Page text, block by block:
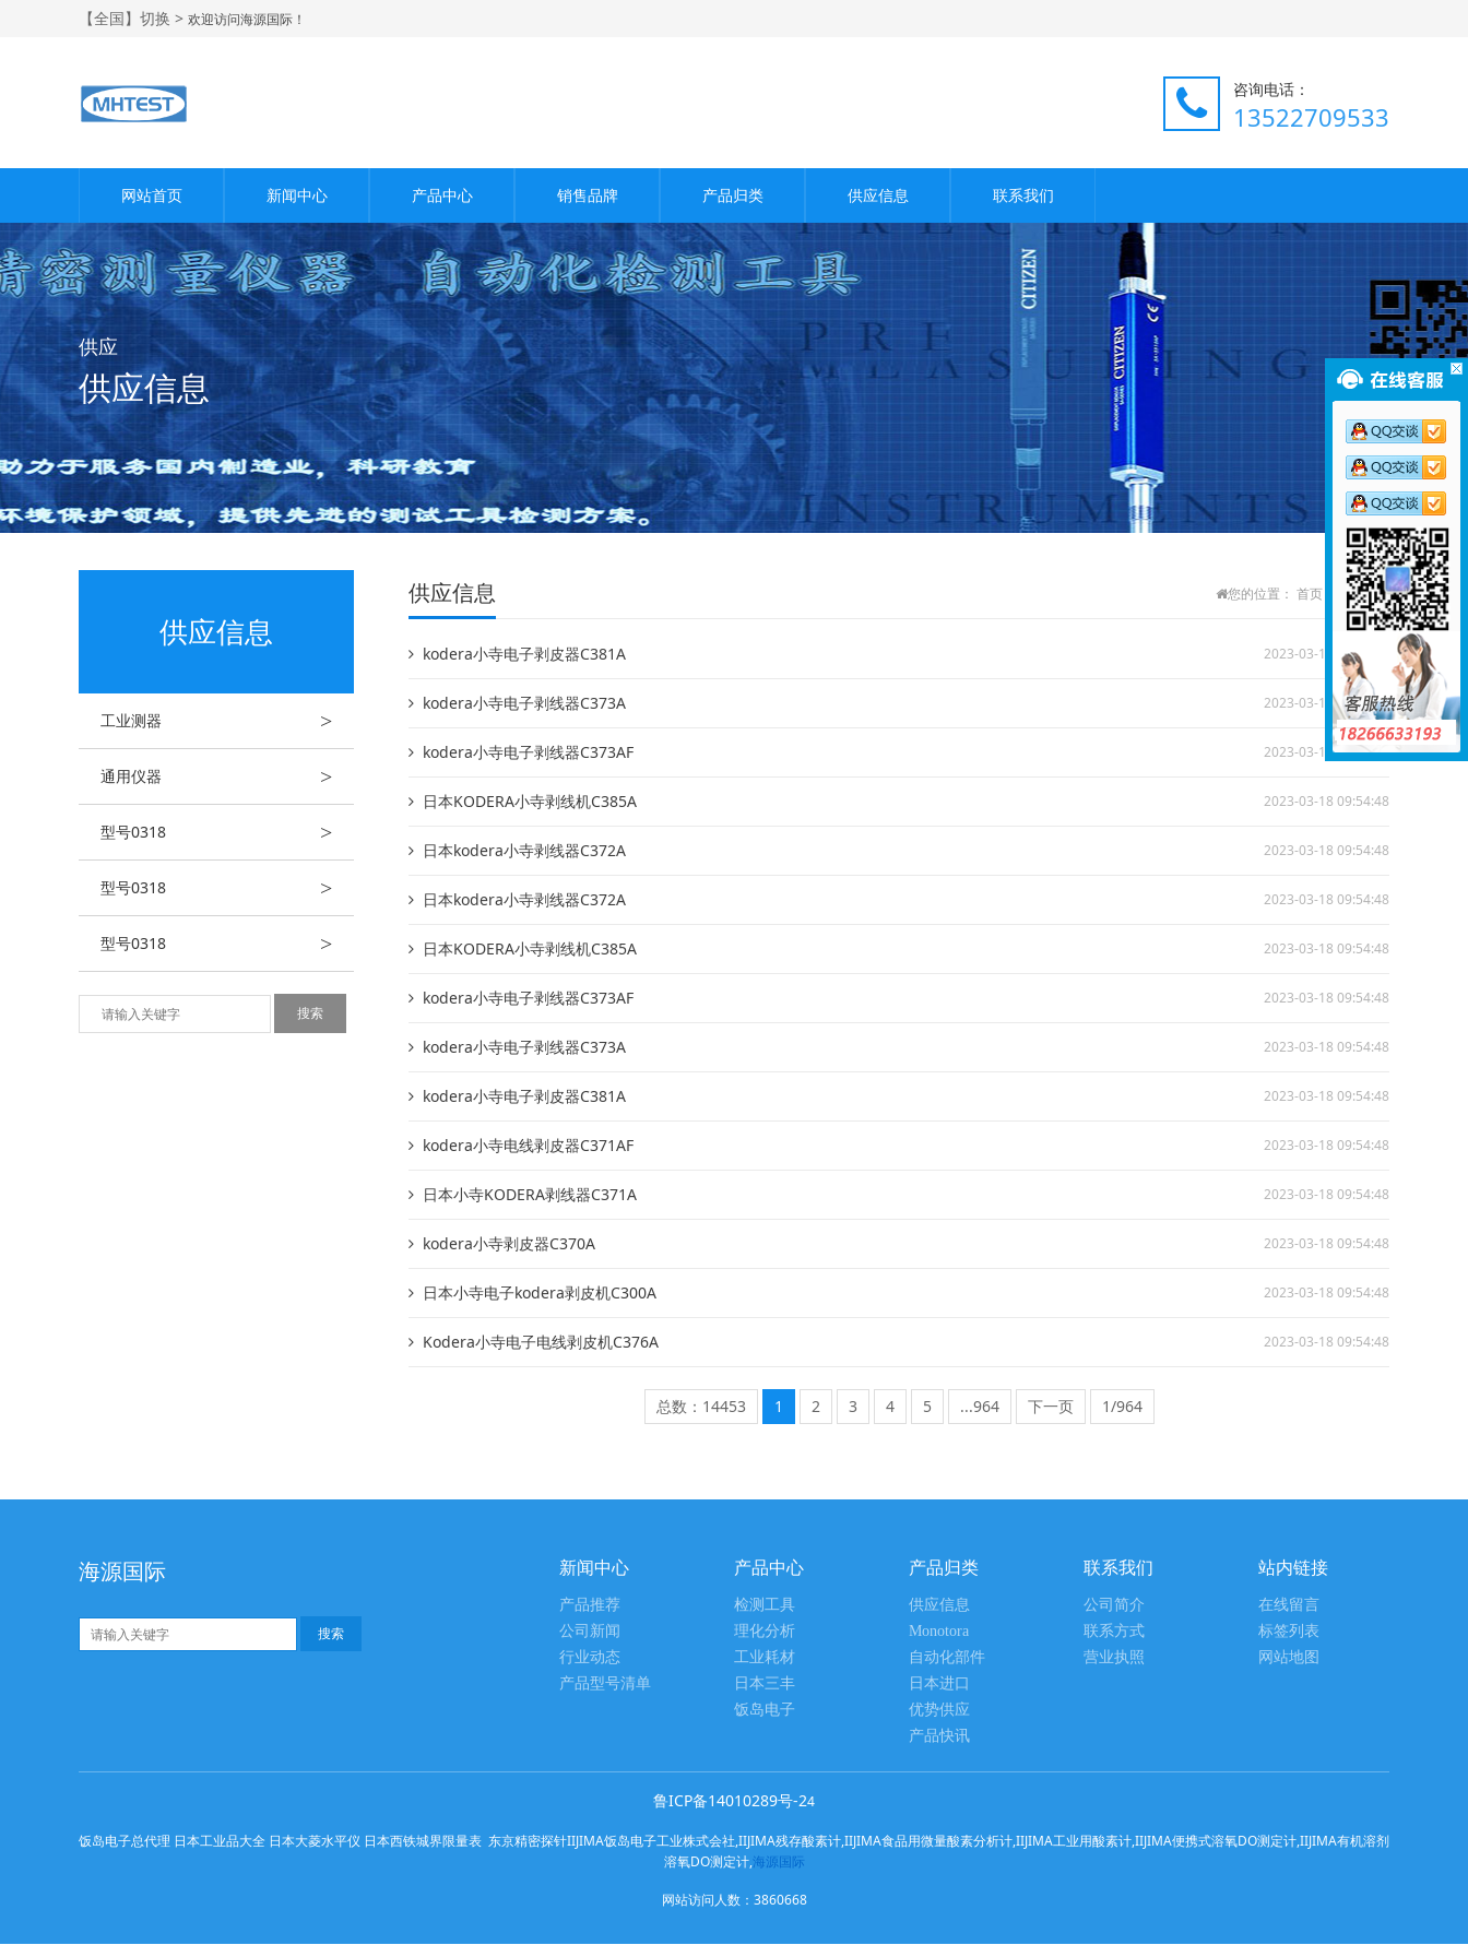
【全国】切换 > 欢迎访问海源国际！
咨询电话：
13522709533
网站首页 新闻中心 产品中心 销售品牌 产品归类 供应信息 联系我们
供应
供应信息
供应信息
工业测器 >
通用仪器 >
型号0318 >
型号0318 >
型号0318 >
供应信息 您的位置： 首页 供应信息
kodera小寺电子剥皮器C381A 2023-03-18 09:54:48
kodera小寺电子剥线器C373A 2023-03-18 09:54:48
kodera小寺电子剥线器C373AF 2023-03-18 09:54:48
日本KODERA小寺剥线机C385A 2023-03-18 09:54:48
日本kodera小寺剥线器C372A 2023-03-18 09:54:48
日本kodera小寺剥线器C372A 2023-03-18 09:54:48
日本KODERA小寺剥线机C385A 2023-03-18 09:54:48
kodera小寺电子剥线器C373AF 2023-03-18 09:54:48
kodera小寺电子剥线器C373A 2023-03-18 09:54:48
kodera小寺电子剥皮器C381A 2023-03-18 09:54:48
kodera小寺电线剥皮器C371AF 2023-03-18 09:54:48
日本小寺KODERA剥线器C371A 2023-03-18 09:54:48
kodera小寺剥皮器C370A 2023-03-18 09:54:48
日本小寺电子kodera剥皮机C300A 2023-03-18 09:54:48
Kodera小寺电子电线剥皮机C376A 2023-03-18 09:54:48
总数：14453 1 2 3 4 5 ...964 下一页 1/964
海源国际 新闻中心
产品推荐
公司新闻
行业动态
产品型号清单
产品中心
检测工具
理化分析
工业耗材
日本三丰
饭岛电子
产品归类
供应信息
Monotora
自动化部件
日本进口
优势供应
产品快讯
联系我们
公司简介
联系方式
营业执照
站内链接
在线留言
标签列表
网站地图
鲁ICP备14010289号-24
饭岛电子总代理 日本工业品大全 日本大菱水平仪 日本西铁城界限量表 东京精密探针IIJIMA饭岛电子工业株式会社,IIJIMA残存酸素计,IIJIMA食品用微量酸素分析计,IIJIMA工业用酸素计,IIJIMA便携式溶氧DO测定计,IIJIMA有机溶剂
溶氧DO测定计,海源国际
网站访问人数： 3860668